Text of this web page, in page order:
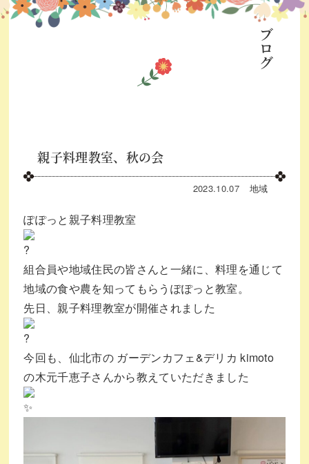
ブログ
親子料理教室、秋の会
2023.10.07 地域
ぽぽっと親子料理教室
組合員や地域住民の皆さんと一緒に、料理を通じて
地域の食や農を知ってもらうぽぽっと教室。
先日、親子料理教室が開催されました
今回も、仙北市の ガーデンカフェ&デリカ kimoto
の木元千恵子さんから教えていただきました